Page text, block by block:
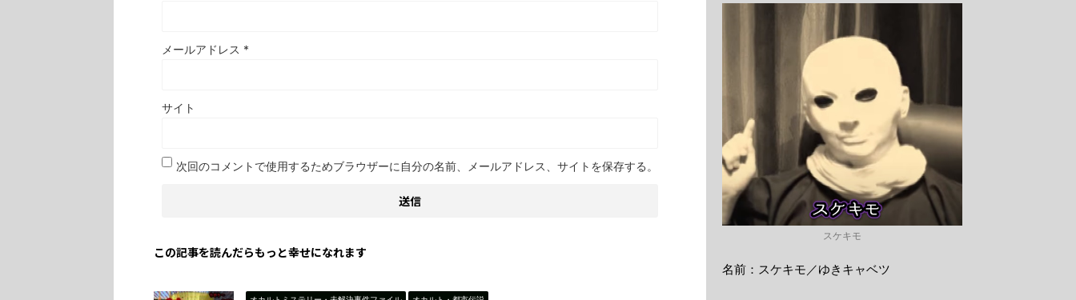
メールアドレス *
サイト
次回のコメントで使用するためブラウザーに自分の名前、メールアドレス、サイトを保存する。
この記事を読んだらもっと幸せになれます
スケキモ
名前：スケキモ／ゆきキャベツ